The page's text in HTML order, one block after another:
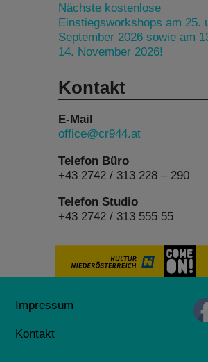
Nächste kostenlose
Einstiegsworkshops am 25.
September 2026 sowie am
14. November 2026!
Kontakt
E-Mail
office@cr944.at
Telefon Büro
+43 2742 / 313 228 – 290
Telefon Studio
+43 2742 / 313 555 55
Impressum
Kontakt